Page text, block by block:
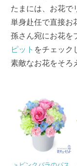
たまには、お花で
単身赴任で直接お
孫さん宛にお花を
ピット をチェック
素敵なお花をそろ